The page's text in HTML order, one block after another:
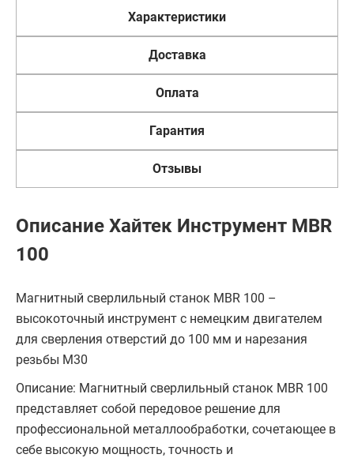
Характеристики
Доставка
Оплата
Гарантия
Отзывы
Описание Хайтек Инструмент MBR
100
Магнитный сверлильный станок MBR 100 –
высокоточный инструмент с немецким двигателем
для сверления отверстий до 100 мм и нарезания
резьбы М30
Описание: Магнитный сверлильный станок MBR 100
представляет собой передовое решение для
профессиональной металлообработки, сочетающее в
себе высокую мощность, точность и